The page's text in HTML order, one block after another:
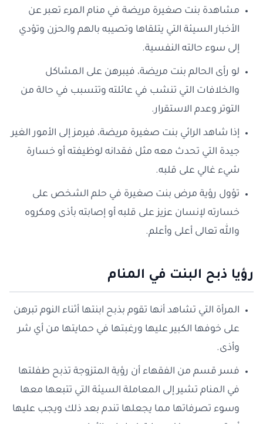
مشاهدة بنت صغيرة مريضة في منام المرء تعبر عن
الأخبار السيئة التي يتلقاها وتصيبه بالهم والحزن وتؤدي
إلى سوء حالته النفسية.
لو رأى الحالم بنت مريضة، فيبرهن على المشاكل
والخلافات التي تنشب في عائلته وتتسبب في حالة من
التوتر وعدم الاستقرار.
إذا شاهد الرائي بنت صغيرة مريضة، فيرمز إلى الأمور الغير
جيدة التي تحدث معه مثل فقدانه لوظيفته أو خسارة
شيء غالي على قلبه.
تؤول رؤية مرض بنت صغيرة في حلم الشخص على
خسارته لإنسان عزيز على قلبه أو إصابته بأذى ومكروه
والله تعالى أعلى وأعلم.
رؤيا ذبح البنت في المنام
المرأة التي تشاهد أنها تقوم بذبح ابنتها أثناء النوم تبرهن
على خوفها الكبير عليها ورغبتها في حمايتها من أي شر
وأذى.
فسر قسم من الفقهاء أن رؤية المتزوجة تذبح طفلتها
في المنام تشير إلى المعاملة السيئة التي تتبعها معها
وسوء تصرفاتها مما يجعلها تندم بعد ذلك ويجب عليها